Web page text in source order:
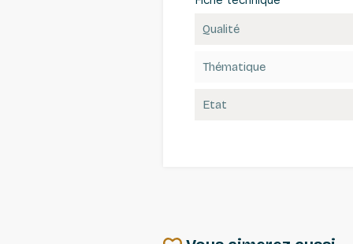
Qualité
Thématique
Etat